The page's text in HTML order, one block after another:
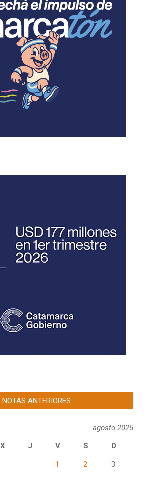
NOTAS ANTERIORES
agosto 2025
X J V S D
1 2 3